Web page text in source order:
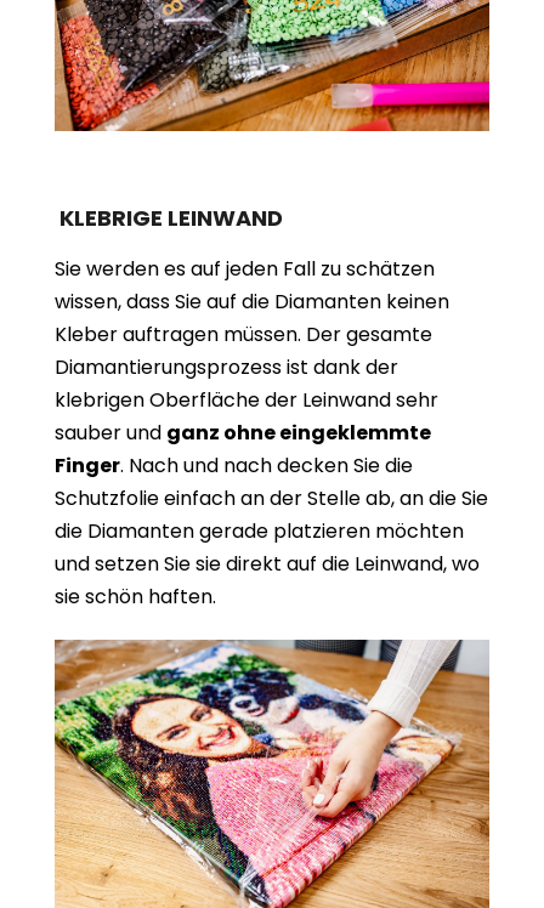
KLEBRIGE LEINWAND
Sie werden es auf jeden Fall zu schätzen
wissen, dass Sie auf die Diamanten keinen
Kleber auftragen müssen. Der gesamte
Diamantierungsprozess ist dank der
klebrigen Oberfläche der Leinwand sehr
sauber und ganz ohne eingeklemmte
Finger. Nach und nach decken Sie die
Schutzfolie einfach an der Stelle ab, an die Sie
die Diamanten gerade platzieren möchten
und setzen Sie sie direkt auf die Leinwand, wo
sie schön haften.